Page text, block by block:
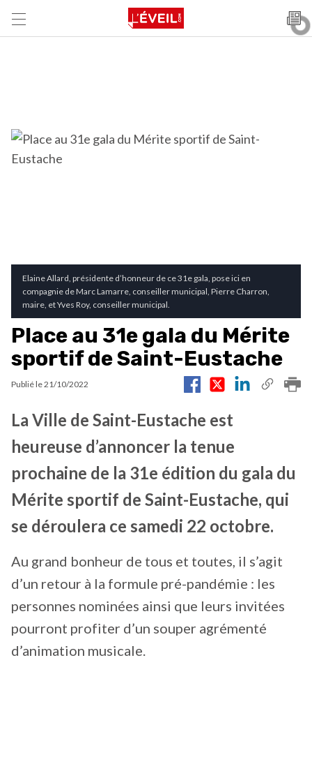
Elaine Allard, présidente d’honneur de ce 31e gala, pose ici en
compagnie de Marc Lamarre, conseiller municipal, Pierre Charron,
maire, et Yves Roy, conseiller municipal.
Place au 31e gala du Mérite
sportif de Saint-Eustache
Publié le21/10/2022
La Ville de Saint-Eustache est
heureuse d’annoncer la tenue
prochaine de la 31e édition du gala du
Mérite sportif de Saint-Eustache, qui
se déroulera ce samedi 22 octobre.
Au grand bonheur de tous et toutes, il s’agit
d’un retour à la formule pré-pandémie : les
personnes nominées ainsi que leurs invitées
pourront profiter d’un souper agrémenté
d’animation musicale.